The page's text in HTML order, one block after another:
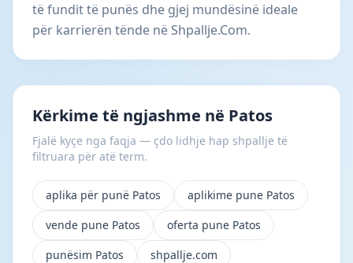
të fundit të punës dhe gjej mundësinë ideale
për karrierën tënde në Shpallje.Com.
Kërkime të ngjashme në Patos
Fjalë kyçe nga faqja — çdo lidhje hap shpallje të
filtruara për atë term.
aplika për punë Patos
aplikime pune Patos
vende pune Patos
oferta pune Patos
punësim Patos
shpallje.com